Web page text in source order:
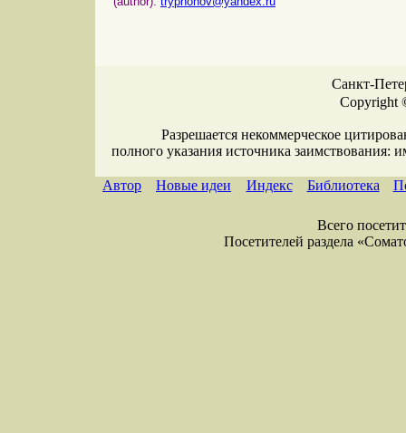
Санкт-
Copyright
Разрешается некоммерческое
полного указания источника заимствования:
Автор Новые идеи Индекс Библиотека
Всего
Посетителей раздела